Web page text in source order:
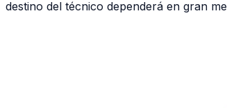
destino del técnico dependerá en gran